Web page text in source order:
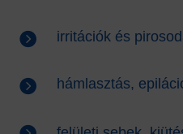
 irritációk és
 hámlasztás,